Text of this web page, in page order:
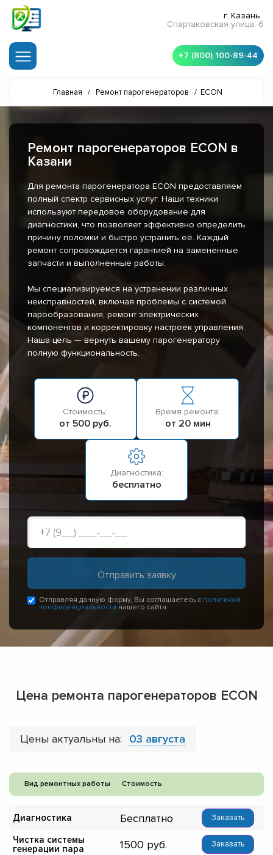
г. Казань
Спартаковская улица, 6
+7 (800) 100-89-44
Главная / Ремонт парогенераторов / ECON
Ремонт парогенераторов ECON в
Казани
Для ремонта парогенератора ECON предоставляем
полный спектр сервисных услуг. Наши техники
используют передовое оборудование для
диагностики, что позволяет эффективно определить
причину поломки и быстро устранить её. Каждый
ремонт сопровождается гарантией на замененные
запчасти и выполненные работы.
Мы специализируемся на устранении различных
неисправностей, включая проблемы с системой
парообразования, ремонт электрических
компонентов и корректировку настроек управления.
Наша цель — вернуть вашему парогенератору
полную функциональность.
Стоимость:
от 500 руб.
Время ремонта:
от 20 мин
Диагностика:
бесплатно
Отправляя данную форму, Вы соглашаетесь с политикой
конфиденциальности нашего сайта
Цена ремонта парогенераторов ECON
Цены актуальны на: 03 августа
Вид ремонтных работы Стоимость
Диагностика Бесплатно Заказать
Чистка системы
генерации пара
1500 Заказать